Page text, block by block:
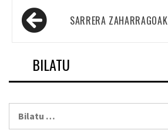
Sarreren
nabigazioaSARRERA ZAHARRAGOAK
BILATU